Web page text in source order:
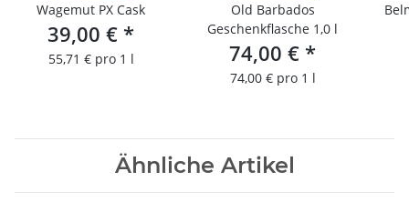
Wagemut PX Cask
39,00 € *
55,71 € pro 1 l
Old Barbados
Geschenkflasche 1,0 l
74,00 € *
74,00 € pro 1 l
Ähnliche Artikel